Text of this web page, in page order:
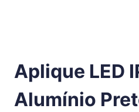
Aplique LED
Alumínio